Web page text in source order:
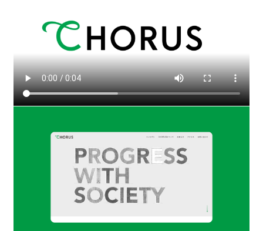
コーラス株式会社
Corporate Branding
刑務官募集広報
法務省
行政関連
「SHIKI（式）」海外ブランディング
Overseas Branding
「雨庵 金沢」ホテル開発ブランディング
ソラーレ ホテルズ アンド リゾーツ株式会社
「Skill-less Liner」開発ブランディング